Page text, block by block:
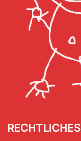
RECHTLICHES